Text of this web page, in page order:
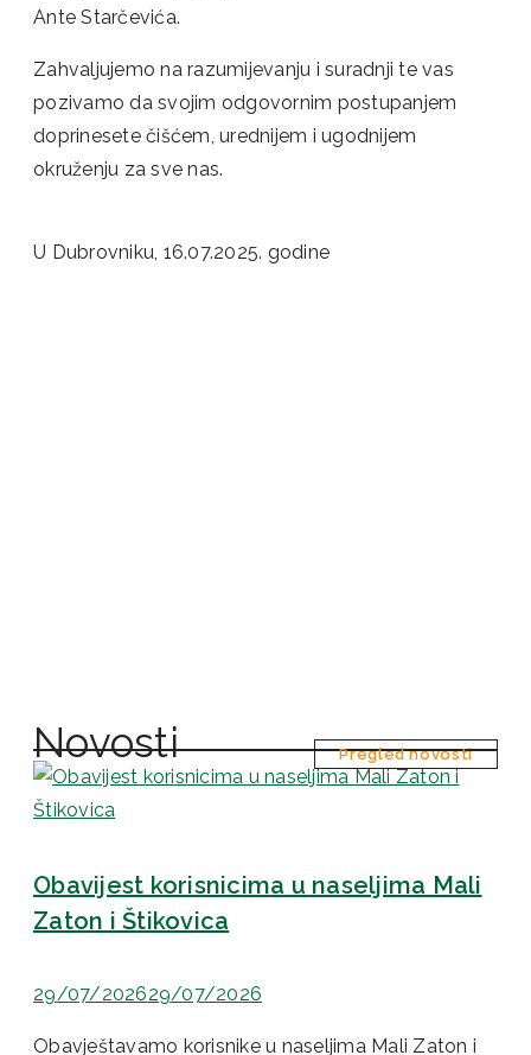
Ante Starčevića.
Zahvaljujemo na razumijevanju i suradnji te vas
pozivamo da svojim odgovornim postupanjem
doprinesete čišćem, urednijem i ugodnijem
okruženju za sve nas.
U Dubrovniku, 16.07.2025. godine
Novosti Pregled novosti
Obavijest korisnicima u naseljima Mali
Zaton i Štikovica
29/07/202629/07/2026
Obavještavamo korisnike u naseljima Mali Zaton i